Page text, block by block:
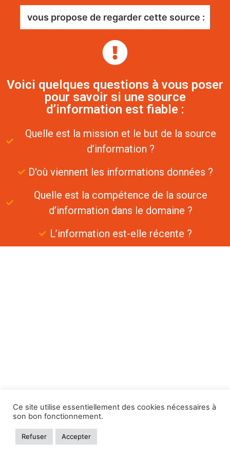
vous propose de regarder cette source :
Voici quelques questions à vous poser
pour savoir si une source
d’information est fiable :
Quelle est la mission et le but de la source
d’information ?
D'où viennent les informations données ?
Quelle est la compétence de la source
d’information dans le domaine ?
L’information est-elle récente ?
Ce site utilise essentiellement des cookies nécessaires à
son bon fonctionnement.
Refuser Accepter